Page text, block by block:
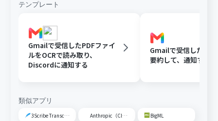
テンプレート
Gmailで受信したPDFファイ
ルをOCRで読み取り、
Discordに通知する
Gmailで受信した内
要約して、通知する
類似アプリ
3Scribe Transcription Anthropic（Claude） BigML